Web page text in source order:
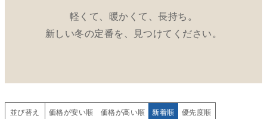
軽くて、暖かくて、長持ち。
新しい冬の定番を、見つけてください。
並び替え 価格が安い順 価格が高い順 新着順 優先度順